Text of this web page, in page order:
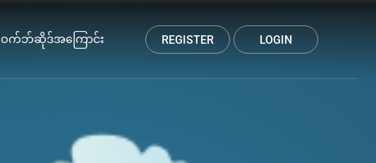
ဝက်ဘ်ဆိုဒ်အကြောင်း REGISTER LOGIN